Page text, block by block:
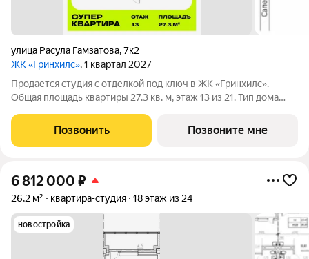
улица Расула Гамзатова,7к2
ЖК «Гринхилс», 1 квартал 2027
Продается студия с отделкой под ключ в ЖК «Гринхилс».
Общая площадь квартиры 27.3 кв. м, этаж 13 из 21. Тип дома
жилой квартал комфорт-класса в выгодной локации
микрорайона Зеленый угол:
Позвонить Позвоните мне
6 812 000 ₽
26,2 м² квартира-студия 18 этаж из 24
новостройка